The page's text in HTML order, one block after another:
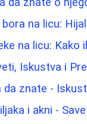
na licu:
na licu: Kako
Iskustva i
znate -
i akni -